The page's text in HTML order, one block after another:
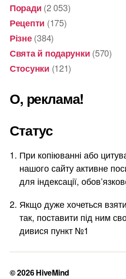
Поради (2 053)
Рецепти (175)
Різне(384)
Свята й подарунки (570)
Стосунки (121)
О, реклама!
Статус
При копіюванні або
нашого сайту активне
для індексації,
Якщо дуже хочеться
так, поставити під ним
дивися пункт №1
© 2026HiveMind